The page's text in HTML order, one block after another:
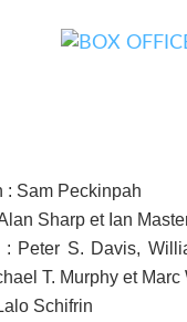
: Sam Peckinpah
Sharp et Ian
: Peter S. Davis,
T. Murphy et Marc
Schifrin